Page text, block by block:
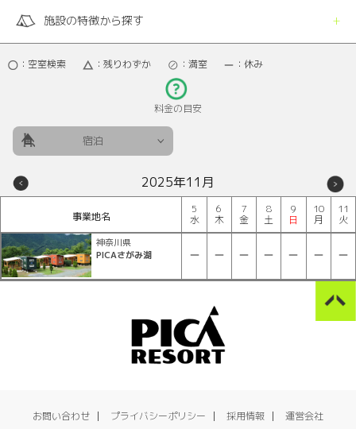
施設の特徴から探す
：空室検索 ：残りわずか ：満室 ：休み
料金の目安
宿泊
2025年11月
事業地名
5
水
6
木
7
金
8
土
9
日
10
月
11
火
神奈川県
PICAさがみ湖
お問い合わせ プライバシーポリシー 採用情報 運営会社